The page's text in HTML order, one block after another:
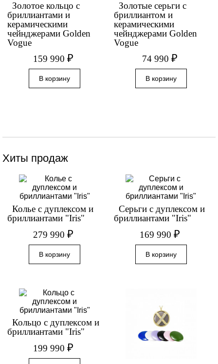
Золотое кольцо с
бриллиантами и
керамическими
чейнджерами Golden
Vogue
159 990₽
Золотые серьги с
бриллиантом и
керамическими
чейнджерами Golden
Vogue
74 990 ₽
Хиты продаж
Колье с дуплексом и
бриллиантами "Iris"
279 990₽
Серьги с дуплексом и
бриллиантами "Iris"
169 990 ₽
Кольцо с дуплексом и
бриллиантами "Iris"
199 990₽